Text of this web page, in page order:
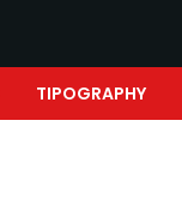
TIPOGRAPHY